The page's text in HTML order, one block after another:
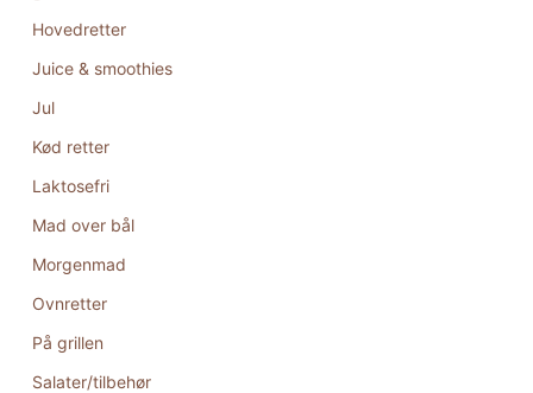
Hovedretter
Juice & smoothies
Jul
Kød retter
Laktosefri
Mad over bål
Morgenmad
Ovnretter
På grillen
Salater/tilbehør